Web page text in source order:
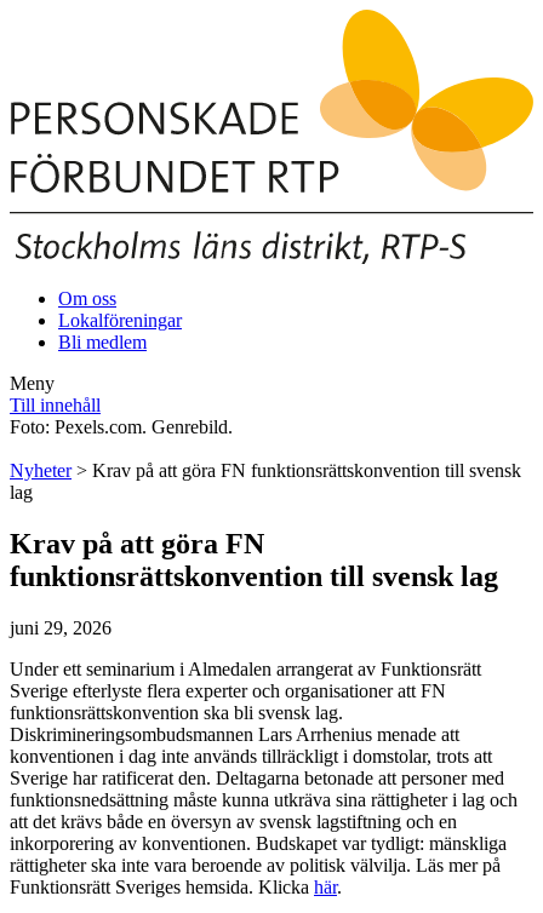
Om oss
Lokalföreningar
Bli medlem
Meny
Till innehåll
Foto: Pexels.com. Genrebild.
Nyheter> Krav på att göra FN funktionsrättskonvention till svensk
lag
Krav på att göra FN
funktionsrättskonvention till svensk lag
juni 29, 2026
Under ett seminarium i Almedalen arrangerat av Funktionsrätt
Sverige efterlyste flera experter och organisationer att FN
funktionsrättskonvention ska bli svensk lag.
Diskrimineringsombudsmannen Lars Arrhenius menade att
konventionen i dag inte används tillräckligt i domstolar, trots att
Sverige har ratificerat den. Deltagarna betonade att personer med
funktionsnedsättning måste kunna utkräva sina rättigheter i lag och
att det krävs både en översyn av svensk lagstiftning och en
inkorporering av konventionen. Budskapet var tydligt: mänskliga
rättigheter ska inte vara beroende av politisk välvilja. Läs mer på
Funktionsrätt Sveriges hemsida. Klicka här.